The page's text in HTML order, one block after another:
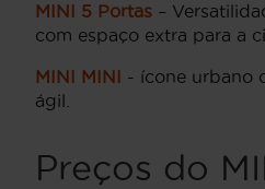
MINI 5 Portas –
com espaço extra para a
MINI MINI - ícone urbano
ágil.
Preços do